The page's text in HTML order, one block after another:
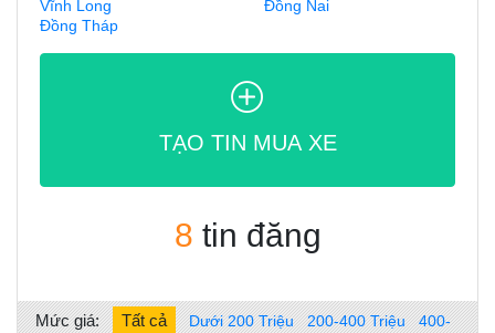
Vĩnh Long
Đồng Nai
Đồng Tháp
TẠO TIN MUA XE
8 tin đăng
Mức giá: Tất cả Dưới 200 Triệu 200-400 Triệu 400-